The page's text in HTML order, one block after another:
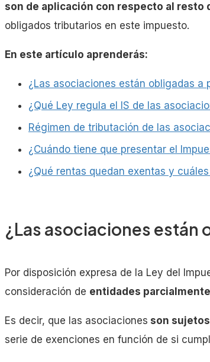
Gestorías
Laboral
Empresas
son de aplicación con respecto al resto
obligados tributarios en este impuesto.
En este artículo aprenderás:
¿Las asociaciones están obligadas a
¿Qué Ley regula el IS de las
Régimen de tributación de las
¿Cuándo tiene que presentar el
¿Qué rentas quedan exentas y
¿Las asociaciones están
Por disposición expresa de la Ley del
consideración de entidades
Es decir, que las asociaciones son
serie de exenciones en función de si